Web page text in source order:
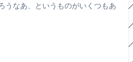
うなあ、というものがいくつもあ